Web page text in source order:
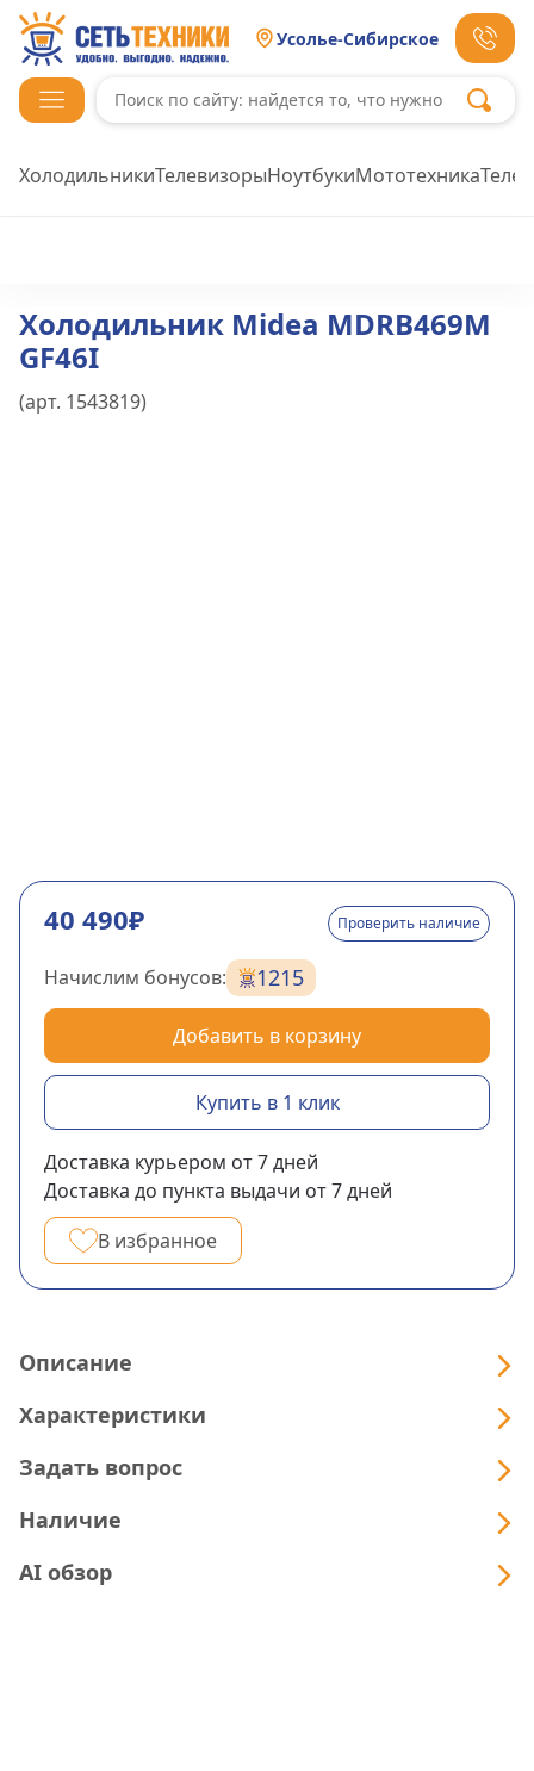
Усолье-Сибирское
ХолодильникиТелевизорыНоутбукиМототехника
Холодильник Midea MDRB469M
GF46I
(арт. 1543819)
40 490₽ Проверить наличие
Начислим бонусов: 1215
Добавить в корзину
Купить в 1 клик
Доставка курьером от 7дней
Доставка до пункта выдачи от 7дней
В избранное
Описание
Характеристики
Задать вопрос
Наличие
AI обзор